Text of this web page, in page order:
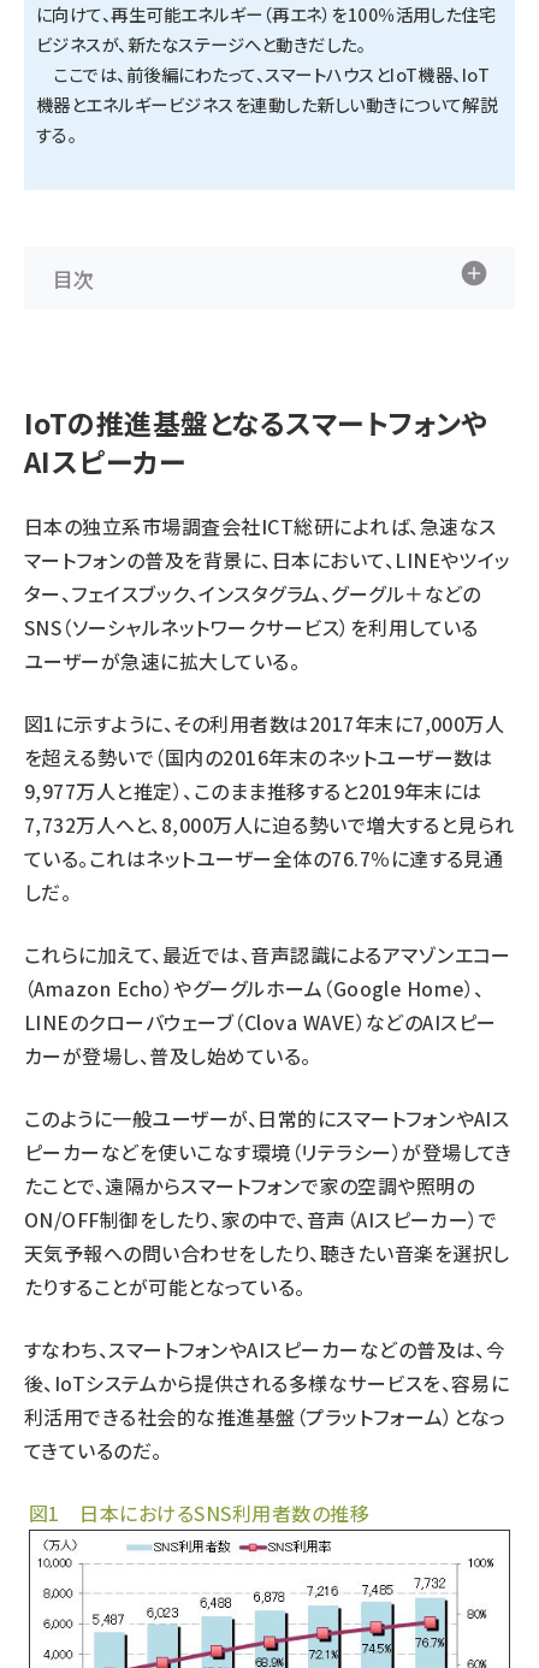
に向けて、再生可能エネルギー（再エネ）を100％活用した住宅
ビジネスが、新たなステージへと動きだした。
ここでは、前後編にわたって、スマートハウスとIoT機器、IoT
機器とエネルギービジネスを連動した新しい動きについて解説
する。
目次
IoTの推進基盤となるスマートフォンや
AIスピーカー
日本の独立系市場調査会社ICT総研によれば、急速なス
マートフォンの普及を背景に、日本において、LINEやツイッ
ター、フェイスブック、インスタグラム、グーグル＋などの
SNS（ソーシャルネットワークサービス）を利用している
ユーザーが急速に拡大している。
図1に示すように、その利用者数は2017年末に7,000万人
を超える勢いで（国内の2016年末のネットユーザー数は
9,977万人と推定）、このまま推移すると2019年末には
7,732万人へと、8,000万人に迫る勢いで増大すると見られ
ている。これはネットユーザー全体の76.7％に達する見通
しだ。
これらに加えて、最近では、音声認識によるアマゾンエコー
（Amazon Echo）やグーグルホーム（Google Home）、
LINEのクローバウェーブ（Clova WAVE）などのAIスピー
カーが登場し、普及し始めている。
このように一般ユーザーが、日常的にスマートフォンやAIス
ピーカーなどを使いこなす環境（リテラシー）が登場してき
たことで、遠隔からスマートフォンで家の空調や照明の
ON/OFF制御をしたり、家の中で、音声（AIスピーカー）で
天気予報への問い合わせをしたり、聴きたい音楽を選択し
たりすることが可能となっている。
すなわち、スマートフォンやAIスピーカーなどの普及は、今
後、IoTシステムから提供される多様なサービスを、容易に
利活用できる社会的な推進基盤（プラットフォーム）となっ
てきているのだ。
図1 日本におけるSNS利用者数の推移